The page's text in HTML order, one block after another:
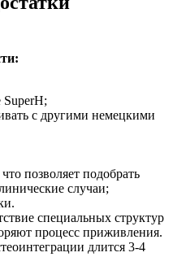
SuperH;
с другими немецкими
позволяет подобрать
случаи;
специальных структур
процесс приживления.
длится 3-4